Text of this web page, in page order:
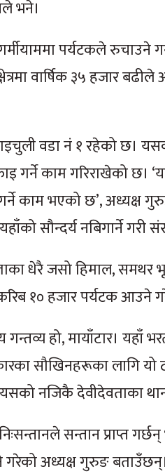
भने।
पर्यटकले रुचाउने
वार्षिक ३५ हजार
वडा नं १ रहेको छ।
गर्ने काम गरिराखेको छ।
काम भएको छ’, अध्यक्ष
सौन्दर्य नबिगार्ने गरी
धेरै जसो हिमाल, समथर
करिब १० हजार पर्यटक
गन्तव्य हो, मायाँटार।
सौखिनहरूका लागि
नजिकै देवीदेवताका
सन्तान प्राप्त
अध्यक्ष गुरुङ